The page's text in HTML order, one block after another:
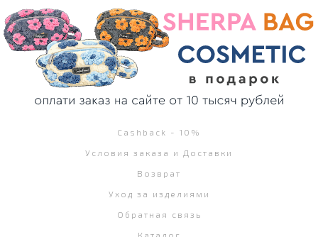
Cashback - 10%
Условия заказа и Доставки
Возврат
Уход за изделиями
Обратная связь